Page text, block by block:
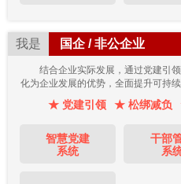
我是 国企 / 非公企业
结合企业实际发展，通过党建引
化为企业发展的优势，全面提升可持续
★ 党建引领 ★ 松绑减负
智慧党建
系统
干部
系